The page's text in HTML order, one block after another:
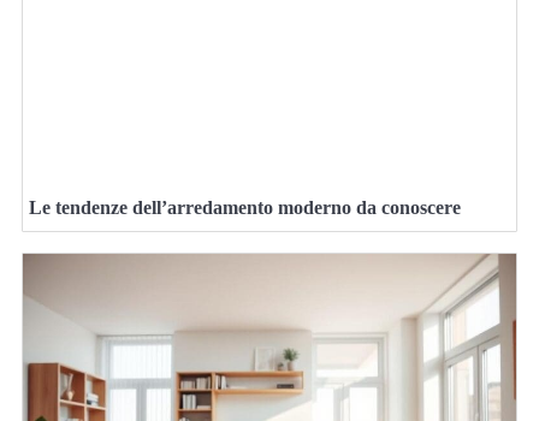
Le tendenze dell’arredamento moderno da conoscere